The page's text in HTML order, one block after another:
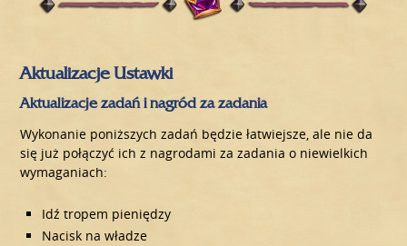
Aktualizacje Ustawki
Aktualizacje zadań i nagród za zadania
Wykonanie poniższych zadań będzie łatwiejsze, ale nie da
się już połączyć ich z nagrodami za zadania o niewielkich
wymaganiach:
Idź tropem pieniędzy
Nacisk na władze